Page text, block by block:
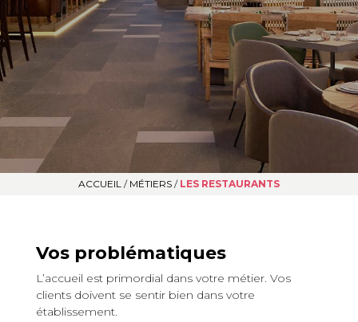
ACCUEIL / MÉTIERS / LES RESTAURANTS
Vos problématiques
L’accueil est primordial dans votre métier. Vos
clients doivent se sentir bien dans votre
établissement.